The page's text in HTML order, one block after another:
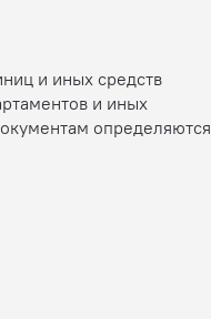
и иных средств
и иных
определяются